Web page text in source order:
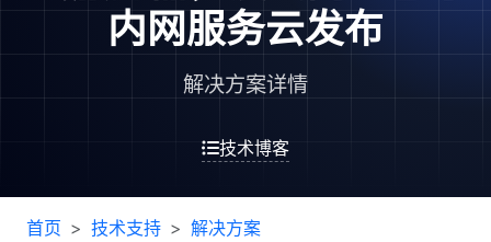
内网服务云发布
解决方案详情
技术博客
首页 技术支持
解决方案